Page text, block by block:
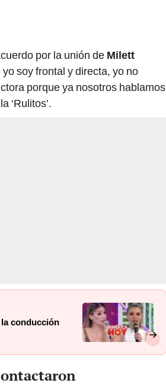
por la unión de Milett
soy frontal y directa, yo no
porque ya nosotros hablamos
‘Rulitos’.
conducción